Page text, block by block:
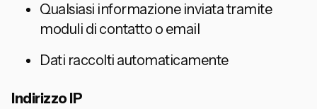
Qualsiasi informazione inviata tramite
moduli di contatto o email
Dati raccolti automaticamente
Indirizzo IP